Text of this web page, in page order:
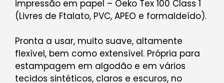
impressão em papel – Oeko Tex 100 Class 1
(Livres de Ftalato, PVC, APEO e formaldeído).
Pronta a usar, muito suave, altamente
flexível, bem como extensível. Própria para
estampagem em algodão e em vários
tecidos sintéticos, claros e escuros, no